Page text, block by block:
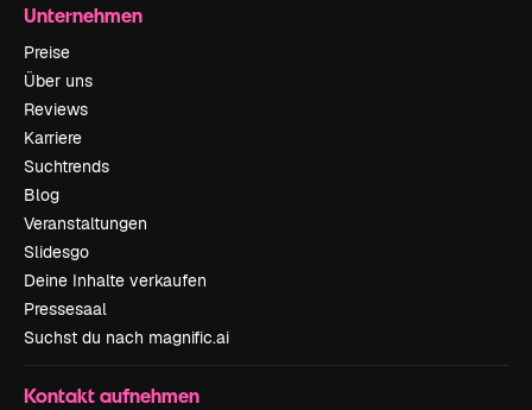
Unternehmen
Preise
Über uns
Reviews
Karriere
Suchtrends
Blog
Veranstaltungen
Slidesgo
Deine Inhalte verkaufen
Pressesaal
Suchst du nach magnific.ai
Kontakt aufnehmen